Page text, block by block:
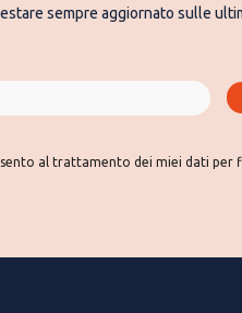
sempre aggiornato sulle
al trattamento dei miei dati per